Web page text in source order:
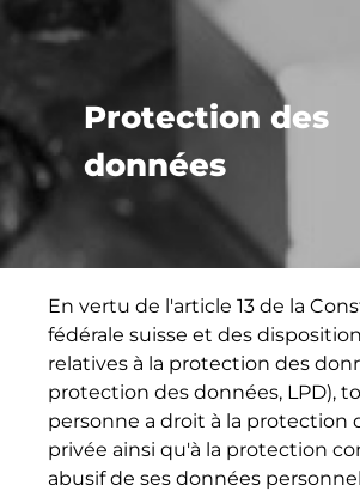
Protection des
données
En vertu de l'article 13 de la
fédérale suisse et des
relatives à la protection des
protection des données, LPD),
personne a droit à la protection
privée ainsi qu'à la protection
abusif de ses données